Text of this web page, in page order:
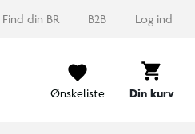
Find din BR B2B Log ind
Ønskeliste Din kurv